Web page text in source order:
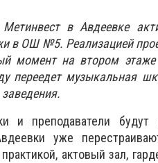
в Авдеевке
в ОШ №5. Реализацией
момент на втором
переедет музыкальная
и преподаватели будут
уже
актовый зал,